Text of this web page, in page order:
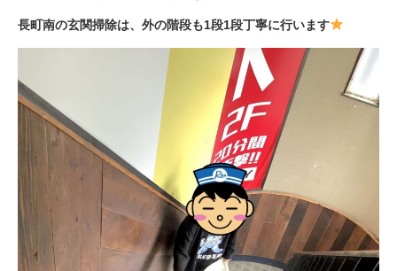
長町南の玄関掃除は、外の階段も1段1段丁寧に行います